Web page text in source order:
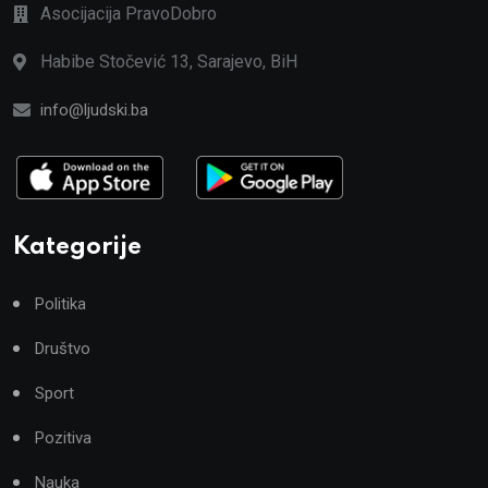
Asocijacija PravoDobro
Habibe Stočević 13, Sarajevo, BiH
info@ljudski.ba
Kategorije
Politika
Društvo
Sport
Pozitiva
Nauka